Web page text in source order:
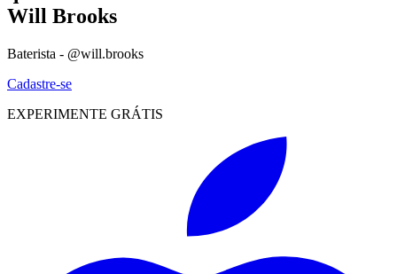
Will Brooks
Baterista - @will.brooks
Cadastre-se
EXPERIMENTE GRÁTIS